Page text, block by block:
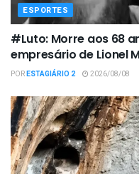
ESPORTES
#Luto: Morre aos 68
empresário de Lionel
PORESTAGIÁRIO 2 2026/08/08